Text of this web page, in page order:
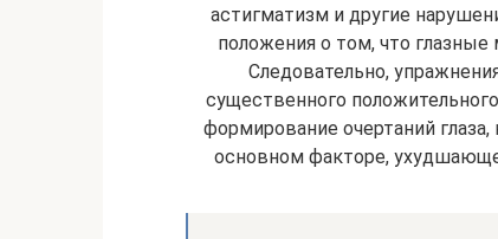
астигматизм и другие
положения о том, что
Следовательно,
существенного
формирование очертаний
основном факторе,